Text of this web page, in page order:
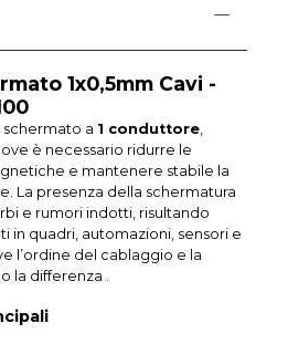
1x0,5mm Cavi -
a 1 conduttore
è necessario ridurre le
e mantenere stabile la
La presenza della schermatura
e rumori indotti, risultando
in quadri, automazioni, sensori e
l’ordine del cablaggio e la
la differenza .